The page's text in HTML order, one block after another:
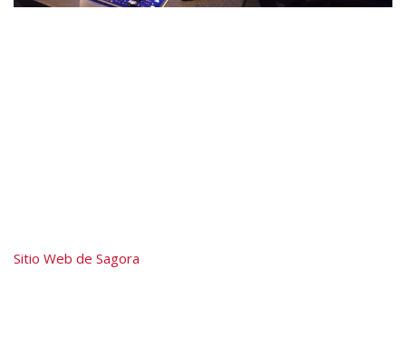
Sitio Web de Sagora